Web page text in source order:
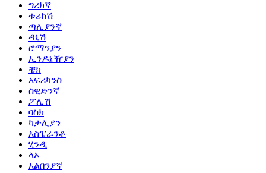
ግሪክኛ
ቱሪክሽ
ጣሊያንኛ
ዳኒሽ
ሮማንያን
ኢንዶኔዥያን
ቼክ
አፍሪካንስ
ስዊድንኛ
ፖሊሽ
ባስክ
ካታሊያን
እስፔራንቶ
ሂንዲ
ላኦ
አልበንያኛ